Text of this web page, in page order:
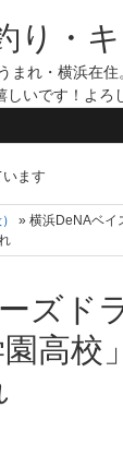
り・
まれ・横浜在
いです！よろ
ます
» 横浜DeNAベイ
ズド
高校